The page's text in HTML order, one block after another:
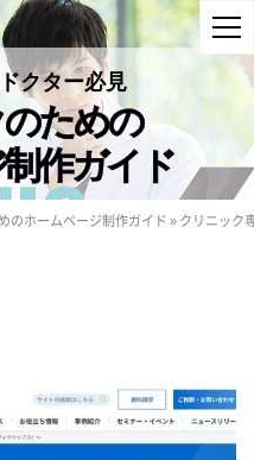
クター必⾒
ための
作ガイド
のホームページ制作ガイド»クリニック